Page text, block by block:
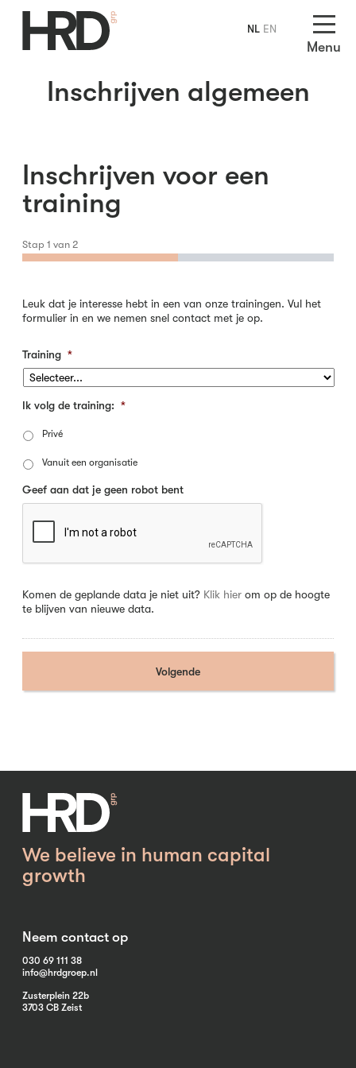
Menu
Inschrijven algemeen
Inschrijven voor een
training
Stap 1 van 2
Leuk dat je interesse hebt in een van onze trainingen. Vul het
formulier in en we nemen snel contact met je op.
Training *
Ik volg de training: *
Privé
Vanuit een organisatie
Geef aan dat je geen robot bent
Komen de geplande data je niet uit? Klik hier om op de hoogte
te blijven van nieuwe data.
We believe in human capital
growth
Neem contact op
030 69 111 38
info@hrdgroep.nl
Zusterplein 22b
3703 CB Zeist
NL EN